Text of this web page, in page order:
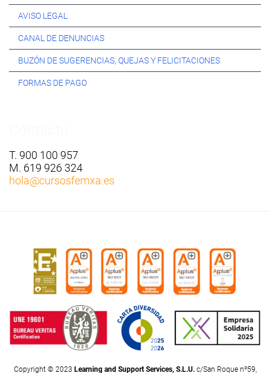
AVISO LEGAL
CANAL DE DENUNCIAS
BUZÓN DE SUGERENCIAS, QUEJAS Y FELICITACIONES
FORMAS DE PAGO
T. 900 100 957
M. 619 926 324
hola@cursosfemxa.es
Copyright © 2023 Learning and Support Services, S.L.U.c/San Roque nº59,